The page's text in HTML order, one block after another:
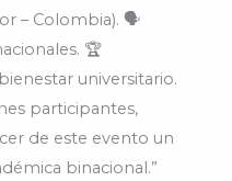
– Colombia). 🗣️
🏆
universitario.
participantes,
de este evento un
binacional.”